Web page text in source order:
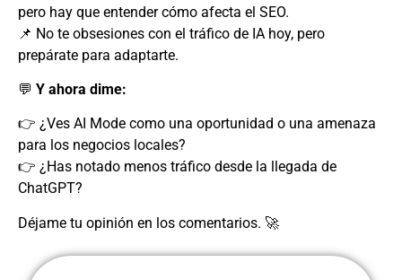
pero hay que entender cómo afecta el SEO.
📌 No te obsesiones con el tráfico de IA hoy, pero
prepárate para adaptarte.
💬 Y ahora dime:
👉 ¿Ves AI Mode como una oportunidad o una amenaza
para los negocios locales?
👉 ¿Has notado menos tráfico desde la llegada de
ChatGPT?
Déjame tu opinión en los comentarios. 🚀